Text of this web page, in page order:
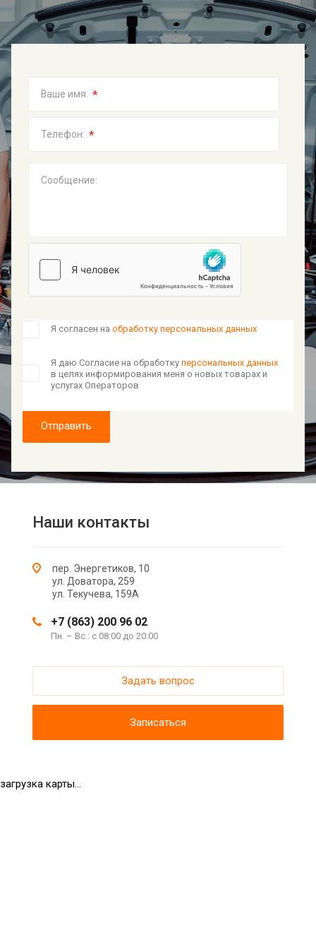
Ваше имя: *
Телефон: *
Сообщение:
Я согласен на обработку персональных данных
Я даю Согласие на обработку персональных данных
в целях информирования меня о новых товарах и
услугах Операторов
Отправить
Наши контакты
пер. Энергетиков, 10
ул. Доватора, 259
ул. Текучева, 159А
+7 (863) 200 96 02
Пн. – Вс.: с 08:00 до 20:00
Задать вопрос
Записаться
загрузка карты...